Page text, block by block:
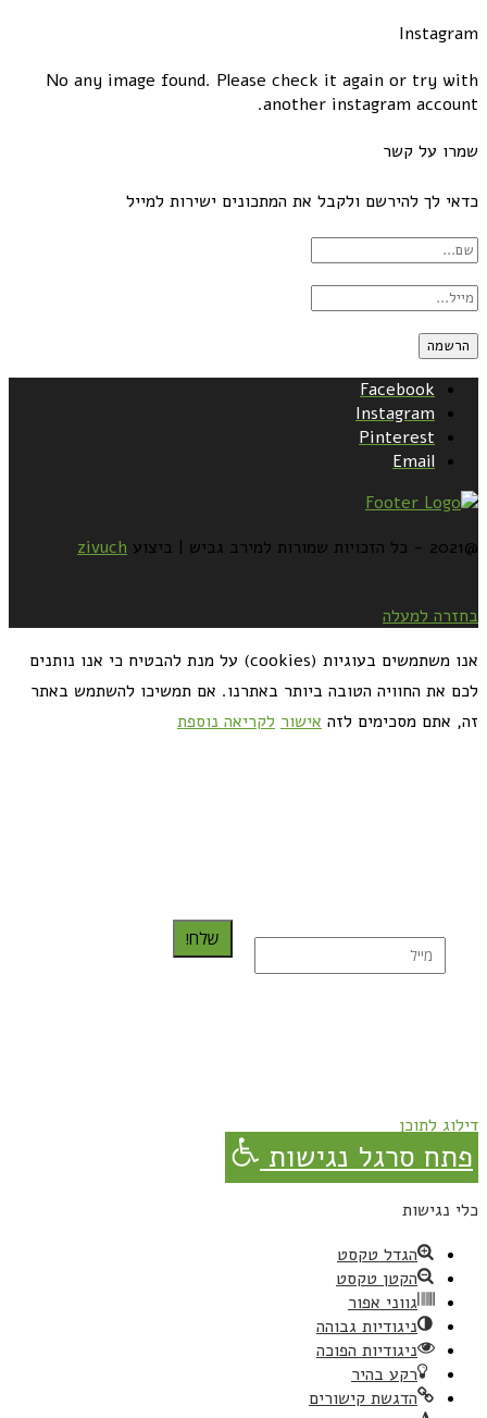
Instagram
No any image found. Please check it again or try with
another instagram account.
שמרו על קשר
כדאי לך להירשם ולקבל את המתכונים ישירות למייל
Facebook
Instagram
Pinterest
Email
@2021 - כל הזכויות שמורות למירב גביש | ביצוע zivuch
בחזרה למעלה
אנו משתמשים בעוגיות (cookies) על מנת להבטיח כי אנו נותנים
לכם את החוויה הטובה ביותר באתרנו. אם תמשיכו להשתמש באתר
זה, אתם מסכימים לזה אישור לקריאה נוספת
שלח!
דילוג לתוכן
פתח סרגל נגישות
כלי נגישות
הגדל טקסט
הקטן טקסט
גווני אפור
ניגודיות גבוהה
ניגודיות הפוכה
רקע בהיר
הדגשת קישורים